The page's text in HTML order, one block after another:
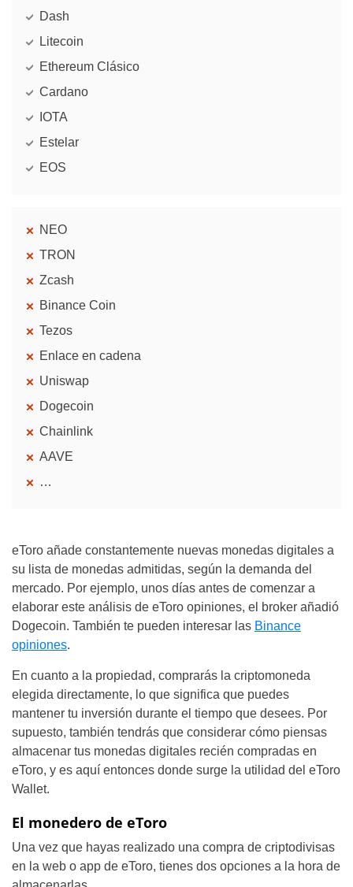
Dash
Litecoin
Ethereum Clásico
Cardano
IOTA
Estelar
EOS
NEO
TRON
Zcash
Binance Coin
Tezos
Enlace en cadena
Uniswap
Dogecoin
Chainlink
AAVE
…
eToro añade constantemente nuevas monedas digitales a
su lista de monedas admitidas, según la demanda del
mercado. Por ejemplo, unos días antes de comenzar a
elaborar este análisis de eToro opiniones, el broker añadió
Dogecoin. También te pueden interesar las Binance
opiniones.
En cuanto a la propiedad, comprarás la criptomoneda
elegida directamente, lo que significa que puedes
mantener tu inversión durante el tiempo que desees. Por
supuesto, también tendrás que considerar cómo piensas
almacenar tus monedas digitales recién compradas en
eToro, y es aquí entonces donde surge la utilidad del eToro
Wallet.
El monedero de eToro
Una vez que hayas realizado una compra de criptodivisas
en la web o app de eToro, tienes dos opciones a la hora de